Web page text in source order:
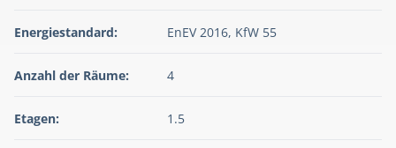
Energiestandard: EnEV 2016, KfW 55
Anzahl der Räume: 4
Etagen: 1.5